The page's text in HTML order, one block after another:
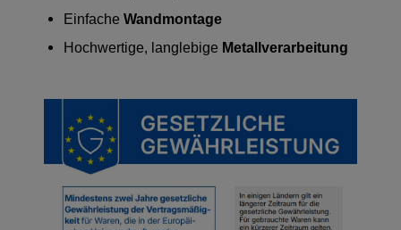
Einfache Wandmontage
Hochwertige, langlebige Metallverarbeitung